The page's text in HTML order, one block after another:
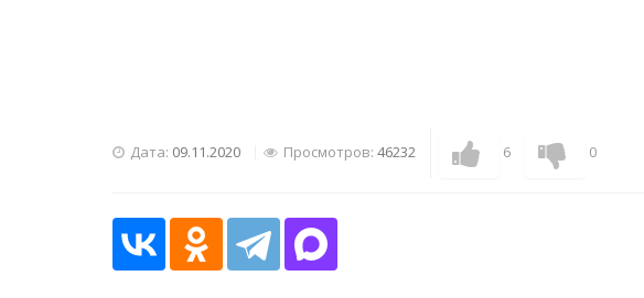
Дата: 09.11.2020 Просмотров: 46232 6 0